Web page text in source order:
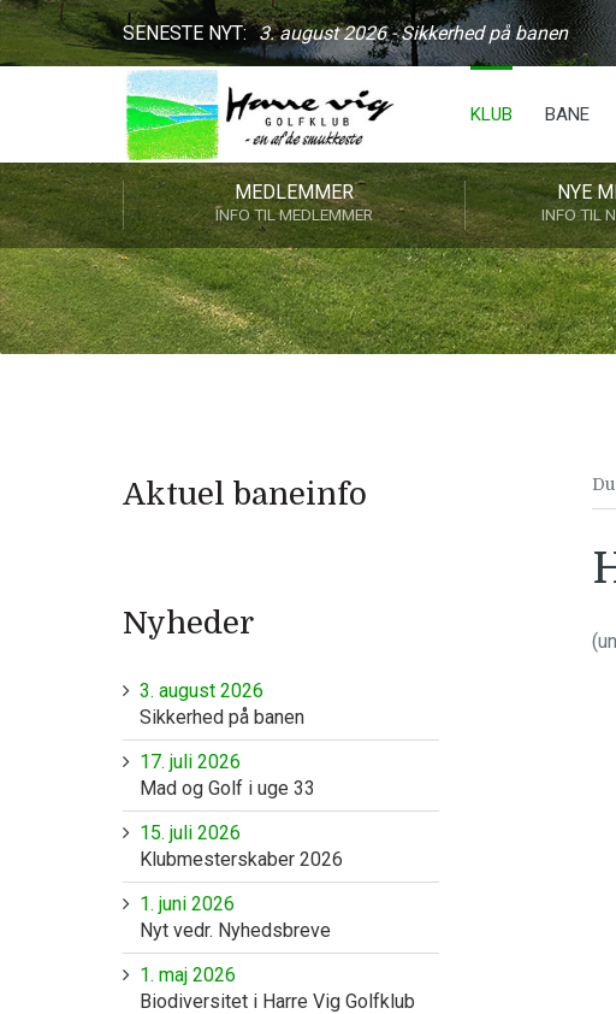
SENESTE NYT: 3. august 2026 - Sikkerhed på banen
KLUB BANE
MEDLEMMER
INFO TIL MEDLEMMER
NYE
INFO TIL
Aktuel baneinfo
Nyheder
3. august 2026
Sikkerhed på banen
17. juli 2026
Mad og Golf i uge 33
15. juli 2026
Klubmesterskaber 2026
1. juni 2026
Nyt vedr. Nyhedsbreve
1. maj 2026
Biodiversitet i Harre Vig Golfklub